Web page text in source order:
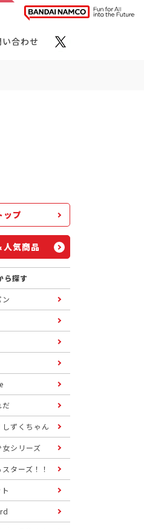
い合わせ
ップ
人気商品
ら探す
ずくちゃん
シリーズ
ターズ！！